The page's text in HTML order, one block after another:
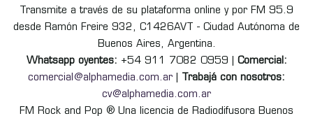
Transmite a través de su plataforma online y por FM 95.9
desde Ramón Freire 932, C1426AVT - Ciudad Autónoma de
Buenos Aires, Argentina.
Whatsapp oyentes: +54 911 7082 0959 | Comercial:
comercial@alphamedia.com.ar
Trabajá con nosotros:
cv@alphamedia.com.ar
FM Rock and Pop ® Una licencia de Radiodifusora Buenos